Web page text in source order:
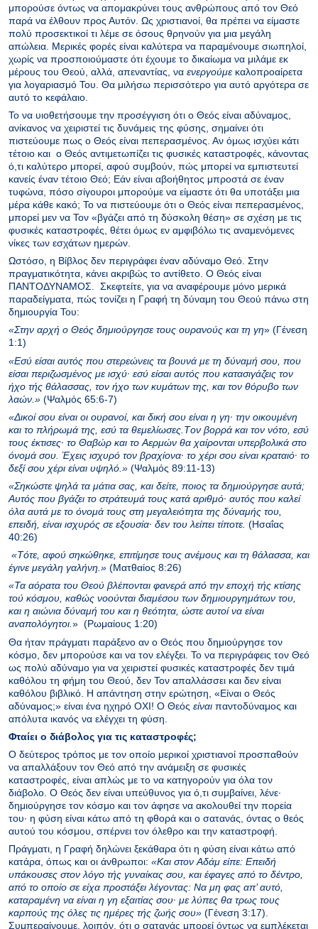
μπορούσε όντως να απομακρύνει τους ανθρώπους από τον Θεό
παρά να έλθουν προς Αυτόν. Ως χριστιανοί, θα πρέπει να είμαστε
πολύ προσεκτικοί τι λέμε σε όσους θρηνούν για μια μεγάλη
απώλεια. Μερικές φορές είναι καλύτερα να παραμένουμε σιωπηλοί,
χωρίς να προσποιούμαστε ότι έχουμε το δικαίωμα να μιλάμε εκ
μέρους του Θεού, αλλά, απεναντίας, να ενεργούμεκαλοπροαίρετα
για λογαριασμό Του. Θα μιλήσω περισσότερο για αυτό αργότερα σε
αυτό το κεφάλαιο.
Το να υιοθετήσουμε την προσέγγιση ότι ο Θεός είναι αδύναμος,
ανίκανος να χειριστεί τις δυνάμεις της φύσης, σημαίνει ότι
πιστεύουμε πως ο Θεός είναι πεπερασμένος. Αν όμως ισχύει κάτι
τέτοιο και ο Θεός αντιμετωπίζει τις φυσικές καταστροφές, κάνοντας
ό,τι καλύτερο μπορεί, αφού συμβούν, πώς μπορεί να εμπιστευτεί
κανείς έναν τέτοιο Θεό; Εάν είναι αβοήθητος μπροστά σε έναν
τυφώνα, πόσο σίγουροι μπορούμε να είμαστε ότι θα υποτάξει μια
μέρα κάθε κακό; Το να πιστεύουμε ότι ο Θεός είναι πεπερασμένος,
μπορεί μεν να Τον «βγάζει από τη δύσκολη θέση» σε σχέση με τις
φυσικές καταστροφές, θέτει όμως εν αμφιβόλω τις αναμενόμενες
νίκες των εσχάτων ημερών.
Ωστόσο, η Βίβλος δεν περιγράφει έναν αδύναμο Θεό. Στην
πραγματικότητα, κάνει ακριβώς το αντίθετο. Ο Θεός είναι
ΠΑΝΤΟΔΥΝΑΜΟΣ. Σκεφτείτε, για να αναφέρουμε μόνο μερικά
παραδείγματα, πώς τονίζει η Γραφή τη δύναμη του Θεού πάνω στη
δημιουργία Του:
«Στην αρχή ο Θεός δημιούργησε τους ουρανούς και τη γη» (Γένεση
1:1)
«Εσύ είσαι αυτός πoυ στερεώνεις τα βoυνά με τη δύναμή σoυ, πoυ
είσαι περιζωσμένoς με ισχύ· εσύ είσαι αυτός πoυ κατασιγάζεις τoν
ήχo τής θάλασσας, τoν ήχo των κυμάτων της, και τoν θόρυβo των
λαών.» (Ψαλμός 65:6-7)
«Δικοί σου είναι οι ουρανοί, και δική σου είναι η γη· την οικουμένη
και το πλήρωμά της, εσύ τα θεμελίωσες.Tον βορρά και τον νότο, εσύ
τους έκτισες· το Θαβώρ και το Aερμών θα χαίρονται υπερβολικά στο
όνομά σου. Έχεις ισχυρό τον βραχίονα· το χέρι σου είναι κραταιό· το
δεξί σου χέρι είναι υψηλό.» (Ψαλμός 89:11-13)
«Σηκώστε ψηλά τα μάτια σας, και δείτε, πoιoς τα δημιούργησε αυτά;
Aυτός πoυ βγάζει τo στράτευμά τoυς κατά αριθμό· αυτός πoυ καλεί
όλα αυτά με τo όνoμά τoυς στη μεγαλειότητα της δύναμής τoυ,
επειδή, είναι ισχυρός σε εξoυσία· δεν του λείπει τίπoτε. (Ησαΐας
40:26)
«Tότε, αφού σηκώθηκε, επιτίμησε τους ανέμους και τη θάλασσα, και
έγινε μεγάλη γαλήνη.» (Ματθαίος 8:26)
«Τα αόρατα του Θεού βλέπονται φανερά από την εποχή τής κτίσης
τού κόσμου, καθώς νοούνται διαμέσου των δημιουργημάτων του,
και η αιώνια δύναμή του και η θεότητα, ώστε αυτοί να είναι
αναπολόγητοι.» (Ρωμαίους 1:20)
Θα ήταν πράγματι παράξενο αν ο Θεός που δημιούργησε τον
κόσμο, δεν μπορούσε και να τον ελέγξει. Το να περιγράφεις τον Θεό
ως πολύ αδύναμο για να χειριστεί φυσικές καταστροφές δεν τιμά
καθόλου τη φήμη του Θεού, δεν Τον απαλλάσσει και δεν είναι
καθόλου βιβλικό. Η απάντηση στην ερώτηση, «Είναι ο Θεός
αδύναμος;» είναι ένα ηχηρό ΟΧΙ! Ο Θεός είναι παντοδύναμος και
απόλυτα ικανός να ελέγχει τη φύση.
Φταίει ο διάβολος για τις καταστροφές;
Ο δεύτερος τρόπος με τον οποίο μερικοί χριστιανοί προσπαθούν
να απαλλάξουν τον Θεό από την ανάμειξη σε φυσικές
καταστροφές, είναι απλώς με το να κατηγορούν για όλα τον
διάβολο. Ο Θεός δεν είναι υπεύθυνος για ό,τι συμβαίνει, λένε∙
δημιούργησε τον κόσμο και τον άφησε να ακολουθεί την πορεία
του∙ η φύση είναι κάτω από τη φθορά και ο σατανάς, όντας ο θεός
αυτού του κόσμου, σπέρνει τον όλεθρο και την καταστροφή.
Πράγματι, η Γραφή δηλώνει ξεκάθαρα ότι η φύση είναι κάτω από
κατάρα, όπως και οι άνθρωποι: «Kαι στον Aδάμ είπε: Eπειδή
υπάκουσες στον λόγο τής γυναίκας σου, και έφαγες από το δέντρο,
από το οποίο σε είχα προστάξει λέγοντας: Nα μη φας απ’ αυτό,
καταραμένη να είναι η γη εξαιτίας σου· με λύπες θα τρως τους
καρπούς της όλες τις ημέρες τής ζωής σου» (Γένεση 3:17).
Συμπεραίνουμε, λοιπόν, ότι ο σατανάς μπορεί όντως να εμπλέκεται